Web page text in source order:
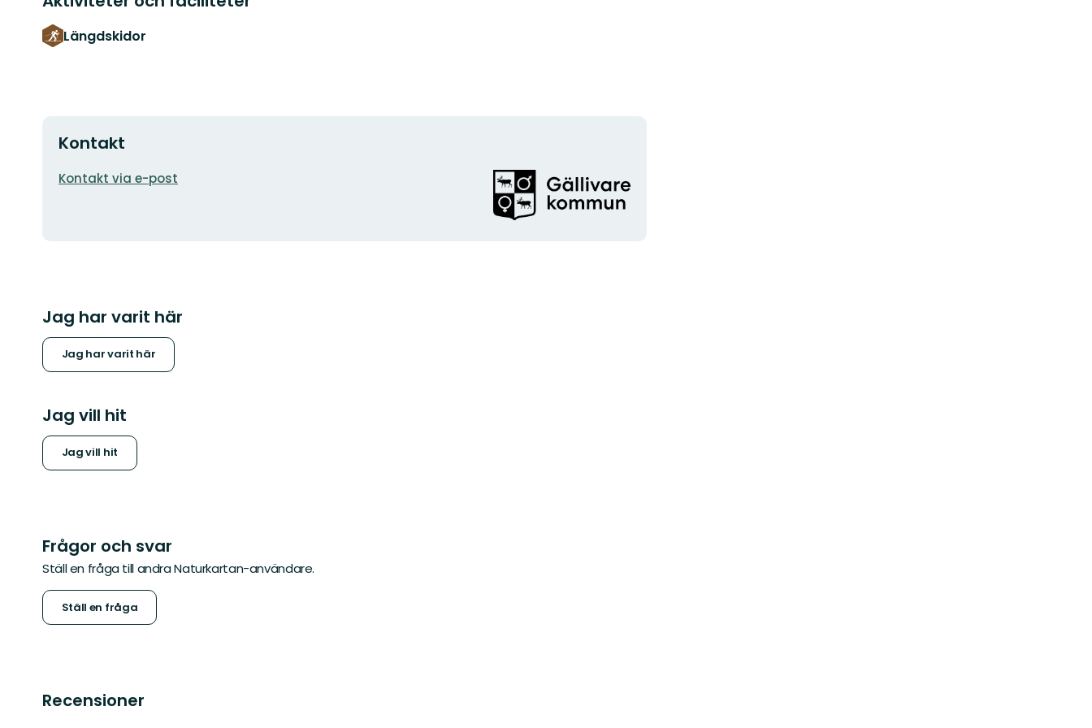
Längdskidor
Kontakt
E-
Kontakt via e-post
Organisationens
logotyp
Jag har varit här
Jag har varit här
Jag vill hit
Jag vill hit
Frågor och svar
Ställ en fråga till andra Naturkartan-användare.
Ställ en fråga
Recensioner